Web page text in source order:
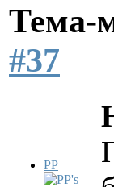
Тема-
#37
PP